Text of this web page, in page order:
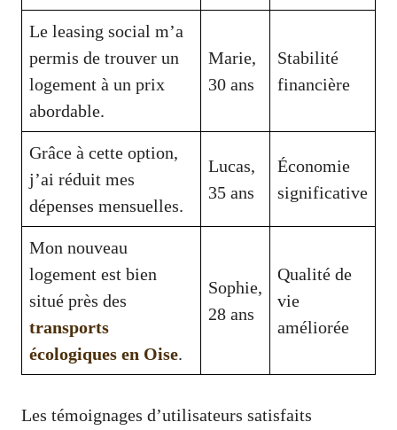
Le leasing social m’a
permis de trouver un
logement à un prix
abordable.
Marie,
30 ans
Stabilité
financière
Grâce à cette option,
j’ai réduit mes
dépenses mensuelles.
Lucas,
35 ans
Économie
significative
Mon nouveau
logement est bien
situé près des
transports
écologiques en Oise.
Sophie,
28 ans
Qualité de
vie
améliorée
Les témoignages d’utilisateurs satisfaits